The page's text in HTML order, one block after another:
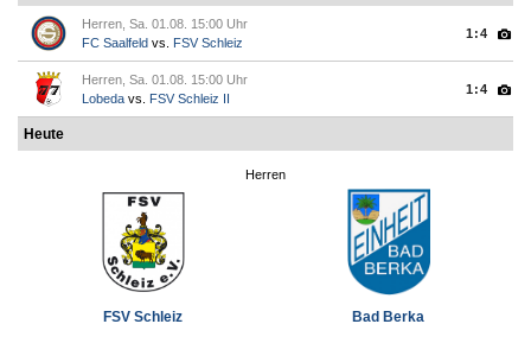
Herren, Sa. 01.08. 15:00 Uhr
FC Saalfeld vs. FSV Schleiz
1:4
Herren, Sa. 01.08. 15:00 Uhr
Lobeda vs. FSV Schleiz II
1:4
Heute
Herren
FSV Schleiz Bad Berka